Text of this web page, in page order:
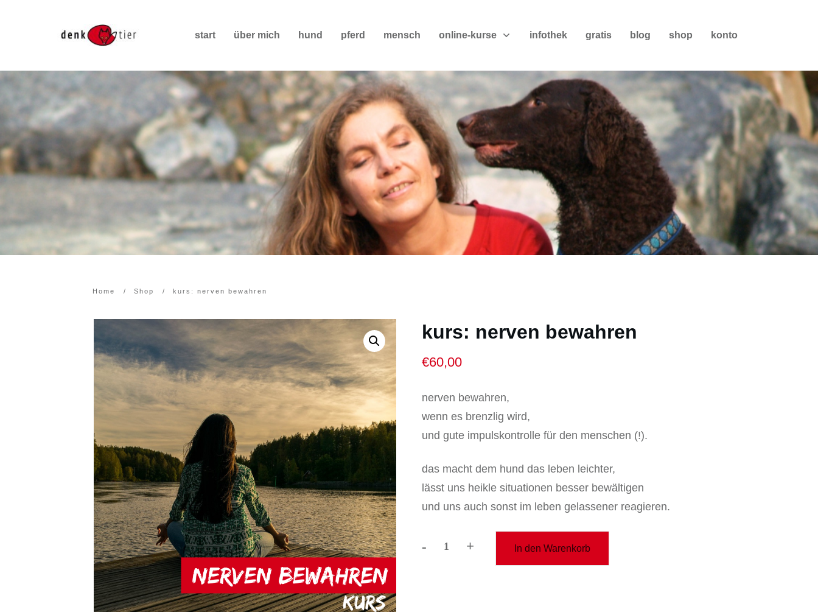
start über mich hund pferd mensch online-kurse infothek gratis blog shop konto
Home / Shop / kurs: nerven bewahren
kurs: nerven bewahren
€60,00
nerven bewahren,
wenn es brenzlig wird,
und gute impulskontrolle für den menschen (!).
das macht dem hund das leben leichter,
lässt uns heikle situationen besser bewältigen
und uns auch sonst im leben gelassener reagieren.
-kurs:
+ In den Warenkorb